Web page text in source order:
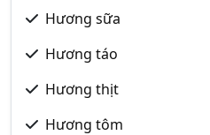
Hương sữa
Hương táo
Hương thịt
Hương tôm